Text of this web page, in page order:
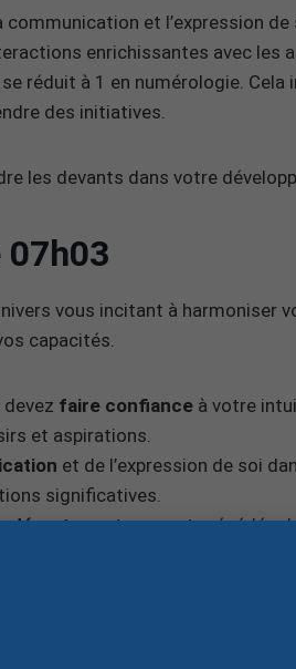
et l’expression de
enrichissantes avec les
réduit à 1 en numérologie. Cela
des initiatives.
les devants dans votre
07h03
vous incitant à harmoniser
capacités.
faire confiance à votre
et aspirations.
et de l’expression de soi
significatives.
départssont souvent précédés